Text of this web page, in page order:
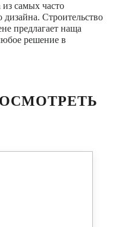
самых часто
Строительство
предлагает наща
решение в